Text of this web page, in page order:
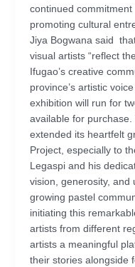
continued
promoting cultural
Jiya Bogwana said
visual artists “reflect
Ifugao’s creative
province’s artistic
exhibition will run for
available for
extended its heartfelt
Project, especially to
Legaspi and his
vision, generosity, and
growing pastel
initiating this
artists from different
artists a meaningful
their stories alongside